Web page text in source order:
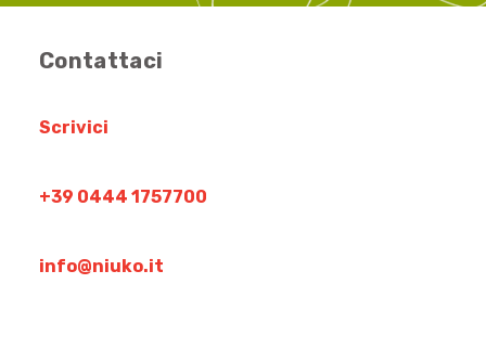
Contattaci
Scrivici
+39 0444 1757700
info@niuko.it